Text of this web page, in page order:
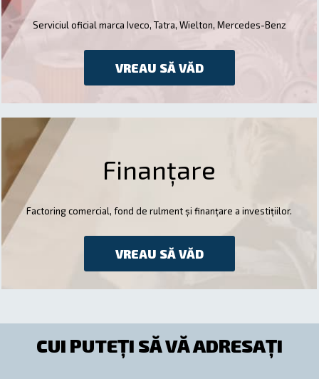
Serviciul oficial marca Iveco, Tatra, Wielton, Mercedes-Benz
VREAU SĂ VĂD
Finanțare
Factoring comercial, fond de rulment și finanțare a investițiilor.
VREAU SĂ VĂD
CUI PUTEȚI SĂ VĂ ADRESAȚI